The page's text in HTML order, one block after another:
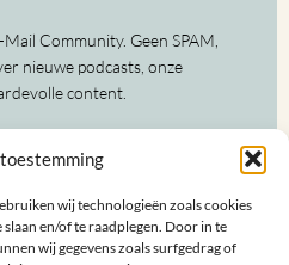
wij technologieën zoals cookies
en/of te raadplegen. Door in te
wij gegevens zoals surfgedrag of
Community. Geen SPAM,
nieuwe podcasts, onze
content.